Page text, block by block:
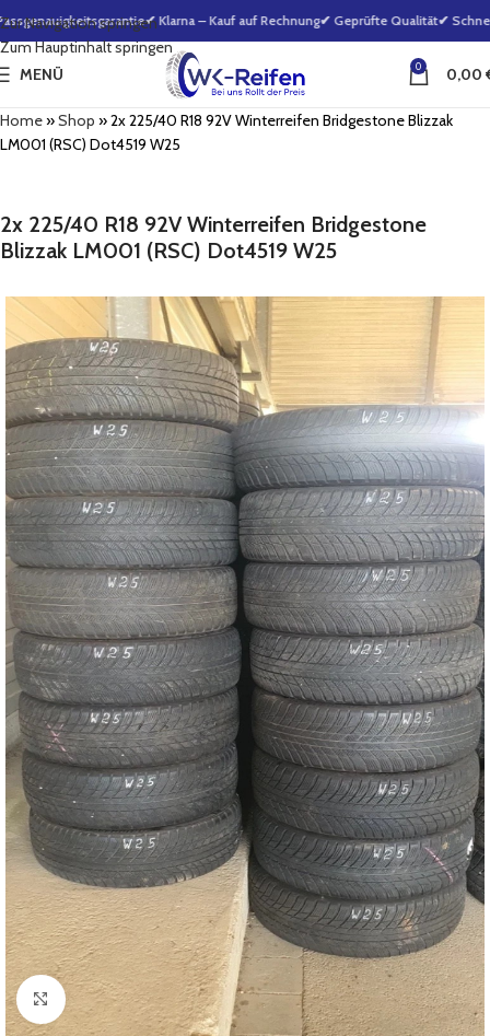
Zur Navigation springen
Zum Hauptinhalt springen
✔ Klarna – Kauf auf Rechnung✔ Geprüfte Qualität✔
MENÜ 0 0,00
Home»Shop »2x 225/40 R18 92V Winterreifen Bridgestone Blizzak
LM001 (RSC) Dot4519 W25
2x 225/40 R18 92V Winterreifen Bridgestone
Blizzak LM001 (RSC) Dot4519 W25
Zum Vergrößern klicken